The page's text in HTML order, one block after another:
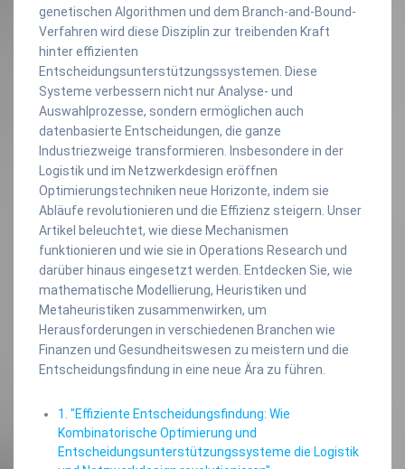
genetischen Algorithmen und dem Branch-and-Bound-
Verfahren wird diese Disziplin zur treibenden Kraft
hinter effizienten
Entscheidungsunterstützungssystemen. Diese
Systeme verbessern nicht nur Analyse- und
Auswahlprozesse, sondern ermöglichen auch
datenbasierte Entscheidungen, die ganze
Industriezweige transformieren. Insbesondere in der
Logistik und im Netzwerkdesign eröffnen
Optimierungstechniken neue Horizonte, indem sie
Abläufe revolutionieren und die Effizienz steigern. Unser
Artikel beleuchtet, wie diese Mechanismen
funktionieren und wie sie in Operations Research und
darüber hinaus eingesetzt werden. Entdecken Sie, wie
mathematische Modellierung, Heuristiken und
Metaheuristiken zusammenwirken, um
Herausforderungen in verschiedenen Branchen wie
Finanzen und Gesundheitswesen zu meistern und die
Entscheidungsfindung in eine neue Ära zu führen.
1. "Effiziente Entscheidungsfindung: Wie
Kombinatorische Optimierung und
Entscheidungsunterstützungssysteme die Logistik